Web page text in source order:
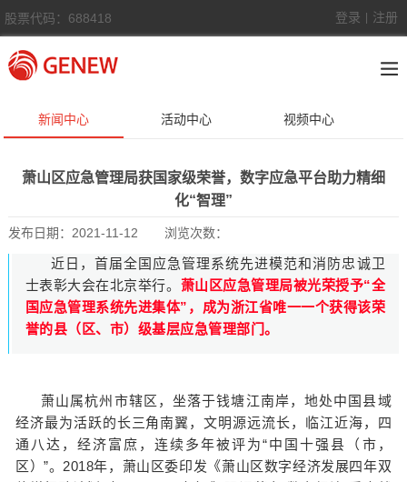
股票代码：688418 登录 注册
新闻中心 活动中心 视频中心
萧山区应急管理局获国家级荣誉，数字应急平台助力精细
化“智理”
发布日期： 2021-11-12 浏览次数：
近日，首届全国应急管理系统先进模范和消防忠诚卫
士表彰大会在北京举行。 萧山区应急管理局被光荣授予“全
国应急管理系统先进集体”，成为浙江省唯一一个获得该荣
誉的县（区、市）级基层应急管理部门。
萧山属杭州市辖区，坐落于钱塘江南岸，地处中国县域
经济最为活跃的长三角南翼，文明源远流长，临江近海，四
通八达，经济富庶，连续多年被评为“中国十强县（市，
区）”。2018年，萧山区委印发《萧山区数字经济发展四年双